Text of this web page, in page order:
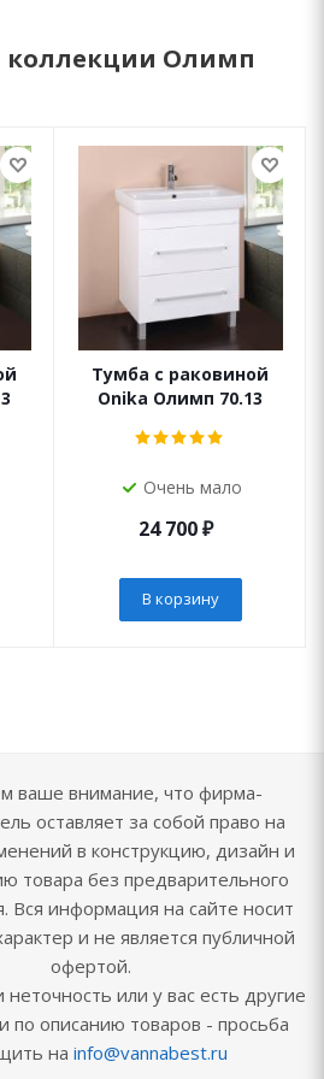
коллекции Олимп
Тумба с раковиной
Onika Олимп 70.13
Очень мало
24 700₽
В корзину
ваше внимание, что фирма-
оставляет за собой право на
в конструкцию, дизайн и
товара без предварительного
Вся информация на сайте носит
и не является публичной
офертой.
или у вас есть другие
по описанию товаров - просьба
на info@vannabest.ru